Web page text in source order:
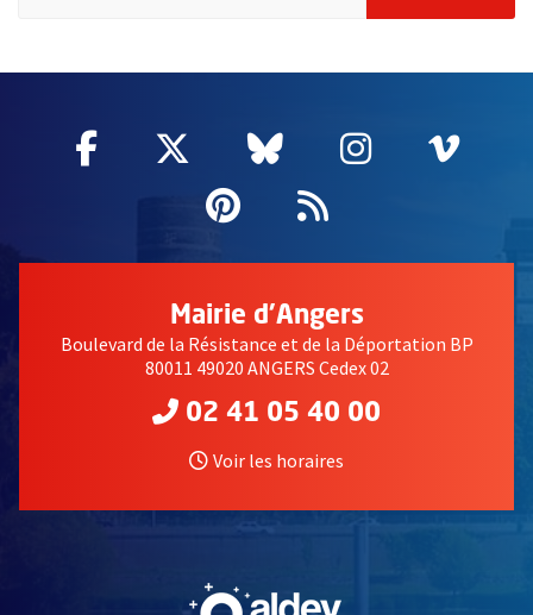
Facebook
, Ouvre une nouvelle fenêtre
Twitter
, Ouvre une nouvelle
Bluesky
, Ouvre une
Instagram
, Ouvre
,
Pinterest
, Ouvre une
Flux RSS
Mairie d'Angers
Boulevard de la Résistance et de la Déportation BP
80011 49020 ANGERS Cedex 02
02 41 05 40 00
Voir les horaires